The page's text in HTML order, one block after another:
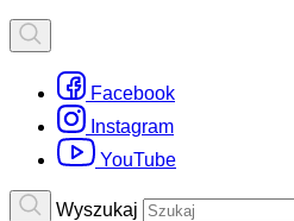
Facebook
Instagram
YouTube
Wyszukaj